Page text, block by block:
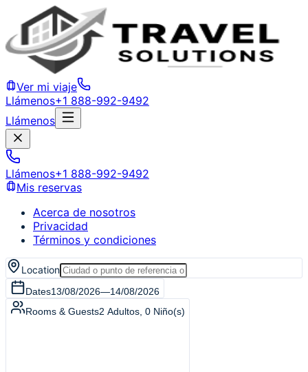
Ver mi viaje
Llámenos+1 888-992-9492
Llámenos
Llámenos+1 888-992-9492
Mis reservas
Acerca de nosotros
Privacidad
Términos y condiciones
Location
Dates13/08/2026—14/08/2026
Rooms & Guests2 Adultos 0 Niño(s)